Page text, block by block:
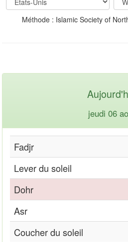
Méthode : Islamic Society of
jeudi 06
Fadjr
Lever du soleil
Dohr
Asr
Coucher du soleil